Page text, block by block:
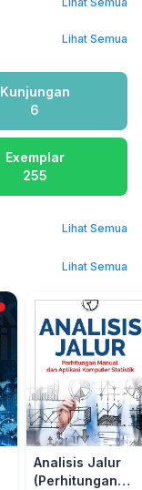
Lihat Semua
Kunjungan
6
Exemplar
255
Lihat Semua
Lihat Semua
Analisis Jalur
(Perhitungan